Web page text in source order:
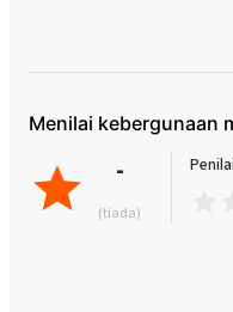
Menilai kebergunaan
-
(tiada)